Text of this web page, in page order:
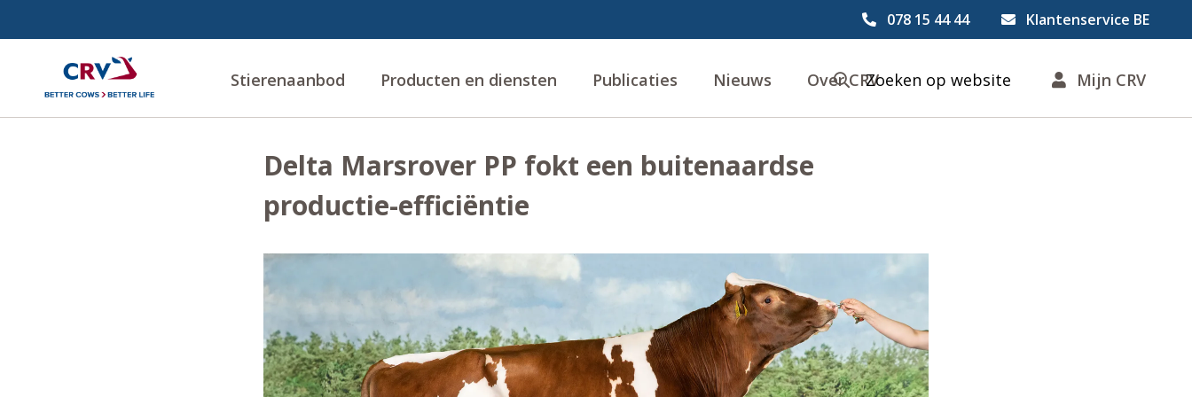
078 15 44 44 Klantenservice BE
Stierenaanbod Producten en diensten Publicaties Nieuws Over CRVZoeken op website Mijn CRV
Delta Marsrover PP fokt een buitenaardse
productie-efficiëntie